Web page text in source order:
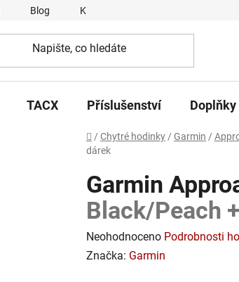
Blog Kontakty
TACX Příslušenství
Domů
/ Chytré hodinky / Garmin /
dárek
Garmin
Black/Peach
Průměrné
hodnocení
Neohodnoceno Podrobnosti
Značka: Garmin